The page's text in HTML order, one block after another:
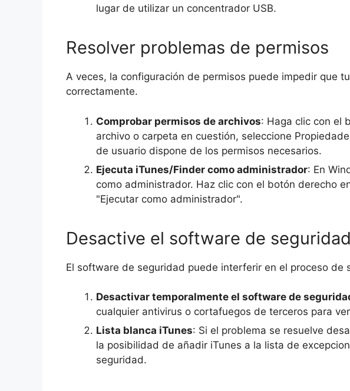
lugar de utilizar un concentrador USB.
Resolver problemas de permisos
A veces, la configuración de permisos puede impedir que
correctamente.
Comprobar permisos de archivos: Haga clic con el
archivo o carpeta en cuestión, seleccione
de usuario dispone de los permisos necesarios.
Ejecuta iTunes/Finder como administrador: En
como administrador. Haz clic con el botón derecho
"Ejecutar como administrador".
Desactive el software de
El software de seguridad puede interferir en el proceso de
Desactivar temporalmente el software de
cualquier antivirus o cortafuegos de terceros para
Lista blanca iTunes: Si el problema se resuelve
la posibilidad de añadir iTunes a la lista de
seguridad.